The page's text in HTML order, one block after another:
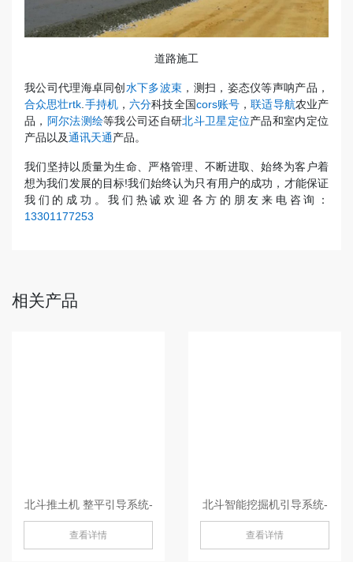
道路施工
我公司代理海卓同创 水下多波束 ，测扫，姿态仪等声呐产品，
合众思壮rtk 手持机，六分科技全国cors账号 ，联适导航农业产
品， 阿尔法测绘等我公司还自研北斗卫星定位产品和室内定位
产品以及通讯天通产品。
我们坚持以质量为生命、严格管理、不断进取、始终为客户着
想为我们发展的目标!我们始终认为只有用户的成功，才能保证
我们的成功。我们热诚欢迎各方的朋友来电咨询：
13301177253
相关产品
北斗推土机 整平引导系统-
查看详情
北斗智能挖掘机引导系统-
查看详情